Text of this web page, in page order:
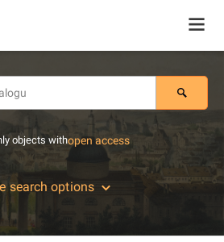
objects withopen access
search options